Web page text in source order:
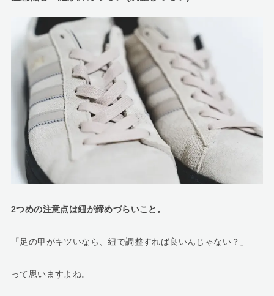
2つめの注意点は紐が締めづらいこと。
「足の甲がキツいなら、紐で調整すれば良いんじゃない？」
って思いますよね。